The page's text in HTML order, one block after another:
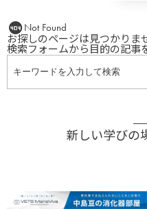
Not Found
お探しのページは見つかりま
検索フォームから目的の記事
新しい学びの